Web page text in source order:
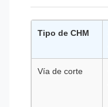
Tipo de CHM
Vía de corte